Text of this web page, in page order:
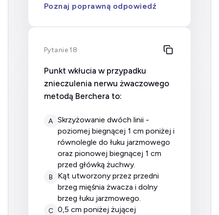
Poznaj poprawną odpowiedź
Pytanie 18
Punkt wkłucia w przypadku
znieczulenia nerwu żwaczowego
metodą Berchera to:
A
skrzyżowanie dwóch linii -
poziomej biegnącej 1 cm poniżej i
równolegle do łuku jarzmowego
oraz pionowej biegnącej 1 cm
przed główką żuchwy.
B
kąt utworzony przez przedni
brzeg mięśnia żwacza i dolny
brzeg łuku jarzmowego.
C 0,5 cm poniżej żującej